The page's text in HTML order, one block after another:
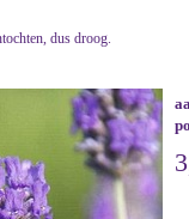
dus droog.